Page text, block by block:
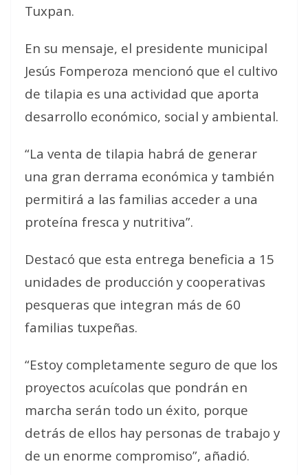
Tuxpan.
En su mensaje, el presidente municipal
Jesús Fomperoza mencionó que el cultivo
de tilapia es una actividad que aporta
desarrollo económico, social y ambiental.
“La venta de tilapia habrá de generar
una gran derrama económica y también
permitirá a las familias acceder a una
proteína fresca y nutritiva”.
Destacó que esta entrega beneficia a 15
unidades de producción y cooperativas
pesqueras que integran más de 60
familias tuxpeñas.
“Estoy completamente seguro de que los
proyectos acuícolas que pondrán en
marcha serán todo un éxito, porque
detrás de ellos hay personas de trabajo y
de un enorme compromiso”, añadió.